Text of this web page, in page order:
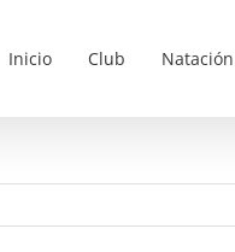
Inicio Club Natación